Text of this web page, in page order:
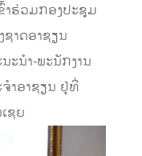
າຮ່ວມກອງປະຊຸມ
າດອາຊຽນ
ະນຳ-ພະນັກງານ
າອາຊຽນ ຢູ່ທີ່
ຊຍ